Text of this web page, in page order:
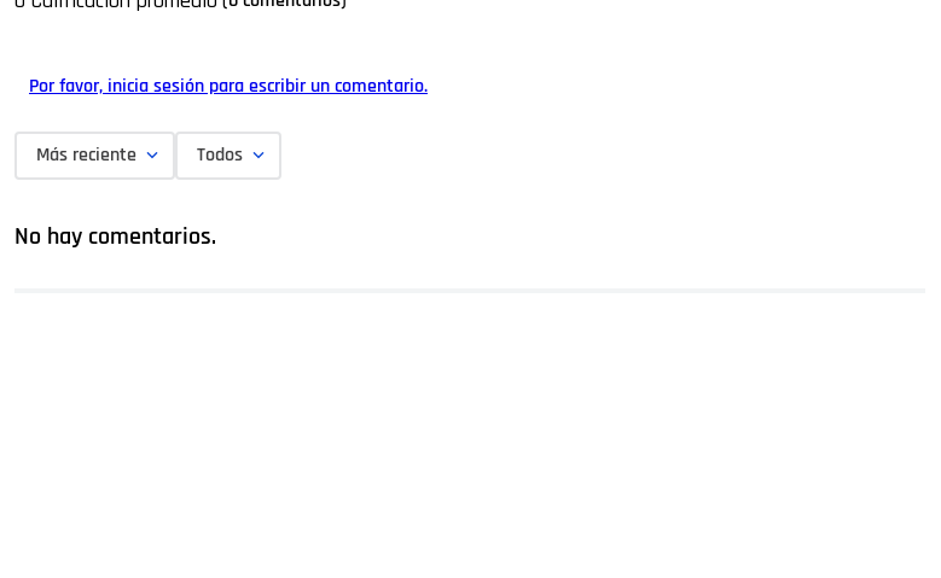
Por favor, inicia sesión para escribir un comentario.
Más reciente Todos
No hay comentarios.